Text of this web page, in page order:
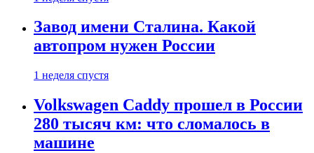
Завод имени Сталина. Какой
автопром нужен России
1 неделя спустя
Volkswagen Caddy прошел в России
280 тысяч км: что сломалось в
машине